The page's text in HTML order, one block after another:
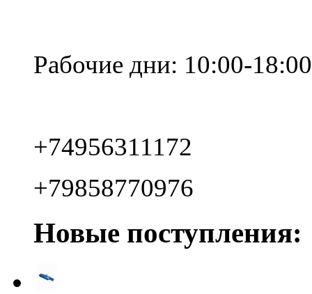
Рабочие дни: 10:00-18:00
+74956311172
+79858770976
Новые поступления: